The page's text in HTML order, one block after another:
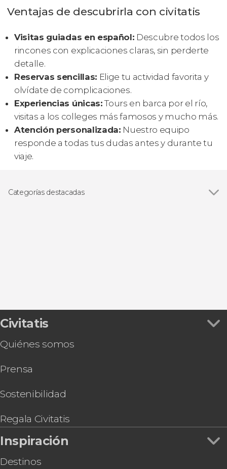
Ventajas de descubrirla con civitatis
Visitas guiadas en español: Descubre todos los
rincones con explicaciones claras, sin perderte
detalle.
Reservas sencillas: Elige tu actividad favorita y
olvídate de complicaciones.
Experiencias únicas:Tours en barca por el río,
visitas a los colleges más famosos y mucho más.
Atención personalizada: Nuestro equipo
responde a todas tus dudas antes y durante tu
viaje.
Categorías destacadas
Civitatis
Quiénes somos
Prensa
Sostenibilidad
Regala Civitatis
Inspiración
Destinos